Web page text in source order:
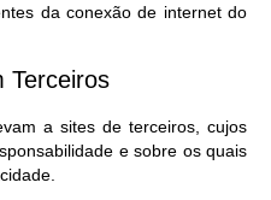
da conexão de internet do
Terceiros
a sites de terceiros, cujos
e sobre os quais